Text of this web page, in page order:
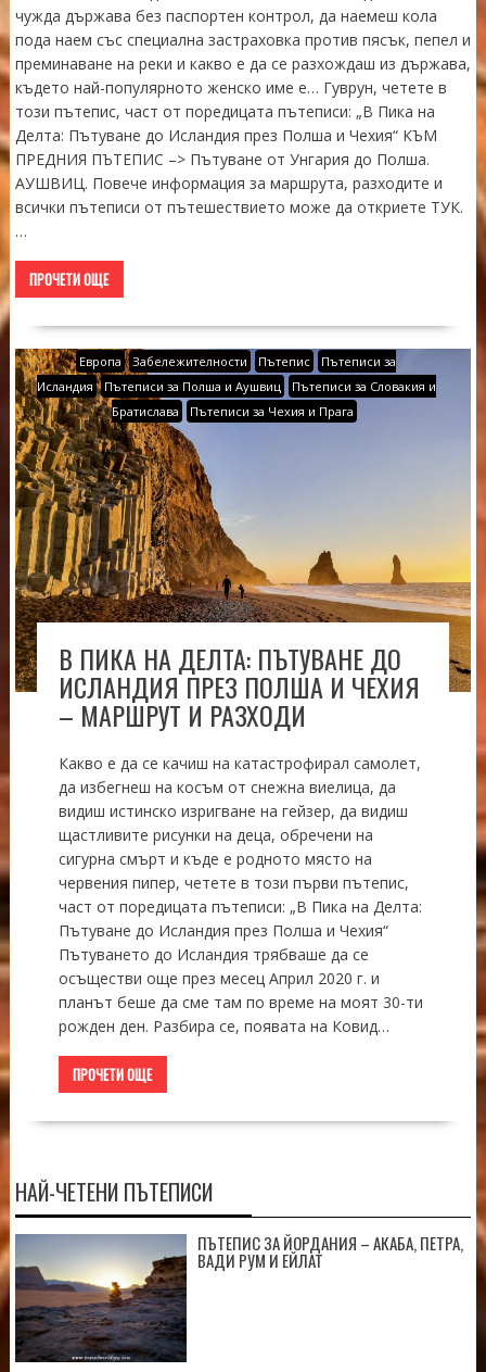
чужда държава без паспортен контрол, да наемеш кола
пода наем със специална застраховка против пясък, пепел и
преминаване на реки и какво е да се разхождаш из държава,
където най-популярното женско име е… Гуврун, четете в
този пътепис, част от поредицата пътеписи: „В Пика на
Делта: Пътуване до Исландия през Полша и Чехия“ КЪМ
ПРЕДНИЯ ПЪТЕПИС –> Пътуване от Унгария до Полша.
АУШВИЦ. Повече информация за маршрута, разходите и
всички пътеписи от пътешествието може да откриете ТУК.
…
ПРОЧЕТИ ОЩЕ
Европа Забележителности Пътепис
Пътеписи за
Исландия
Пътеписи за Полша и Аушвиц
Пътеписи за Словакия и
Братислава
Пътеписи за Чехия и Прага
В ПИКА НА ДЕЛТА: ПЪТУВАНЕ ДО
ИСЛАНДИЯ ПРЕЗ ПОЛША И ЧЕХИЯ
– МАРШРУТ И РАЗХОДИ
Какво е да се качиш на катастрофирал самолет,
да избегнеш на косъм от снежна виелица, да
видиш истинско изригване на гейзер, да видиш
щастливите рисунки на деца, обречени на
сигурна смърт и къде е родното място на
червения пипер, четете в този първи пътепис,
част от поредицата пътеписи: „В Пика на Делта:
Пътуване до Исландия през Полша и Чехия“
Пътуването до Исландия трябваше да се
осъществи още през месец Април 2020 г. и
планът беше да сме там по време на моят 30-ти
рожден ден. Разбира се, появата на Ковид…
ПРОЧЕТИ ОЩЕ
НАЙ-ЧЕТЕНИ ПЪТЕПИСИ
ПЪТЕПИС ЗА ЙОРДАНИЯ – АКАБА, ПЕТРА,
ВАДИ РУМ И ЕЙЛАТ